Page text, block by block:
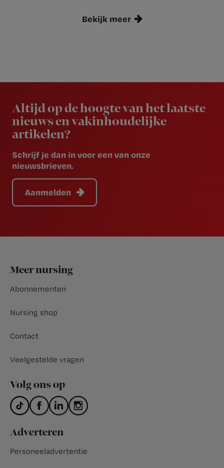
Bekijk meer
Altijd op de hoogte van het laatste
nieuws en vakinhoudelijke
artikelen?
Schrijf je dan in voor een van onze
nieuwsbrieven.
Aanmelden
Footer
Meer nursing
Abonnementen
Nursing shop
Contact
Veelgestelde vragen
Volg ons op
Adverteren
Personeeladvertentie